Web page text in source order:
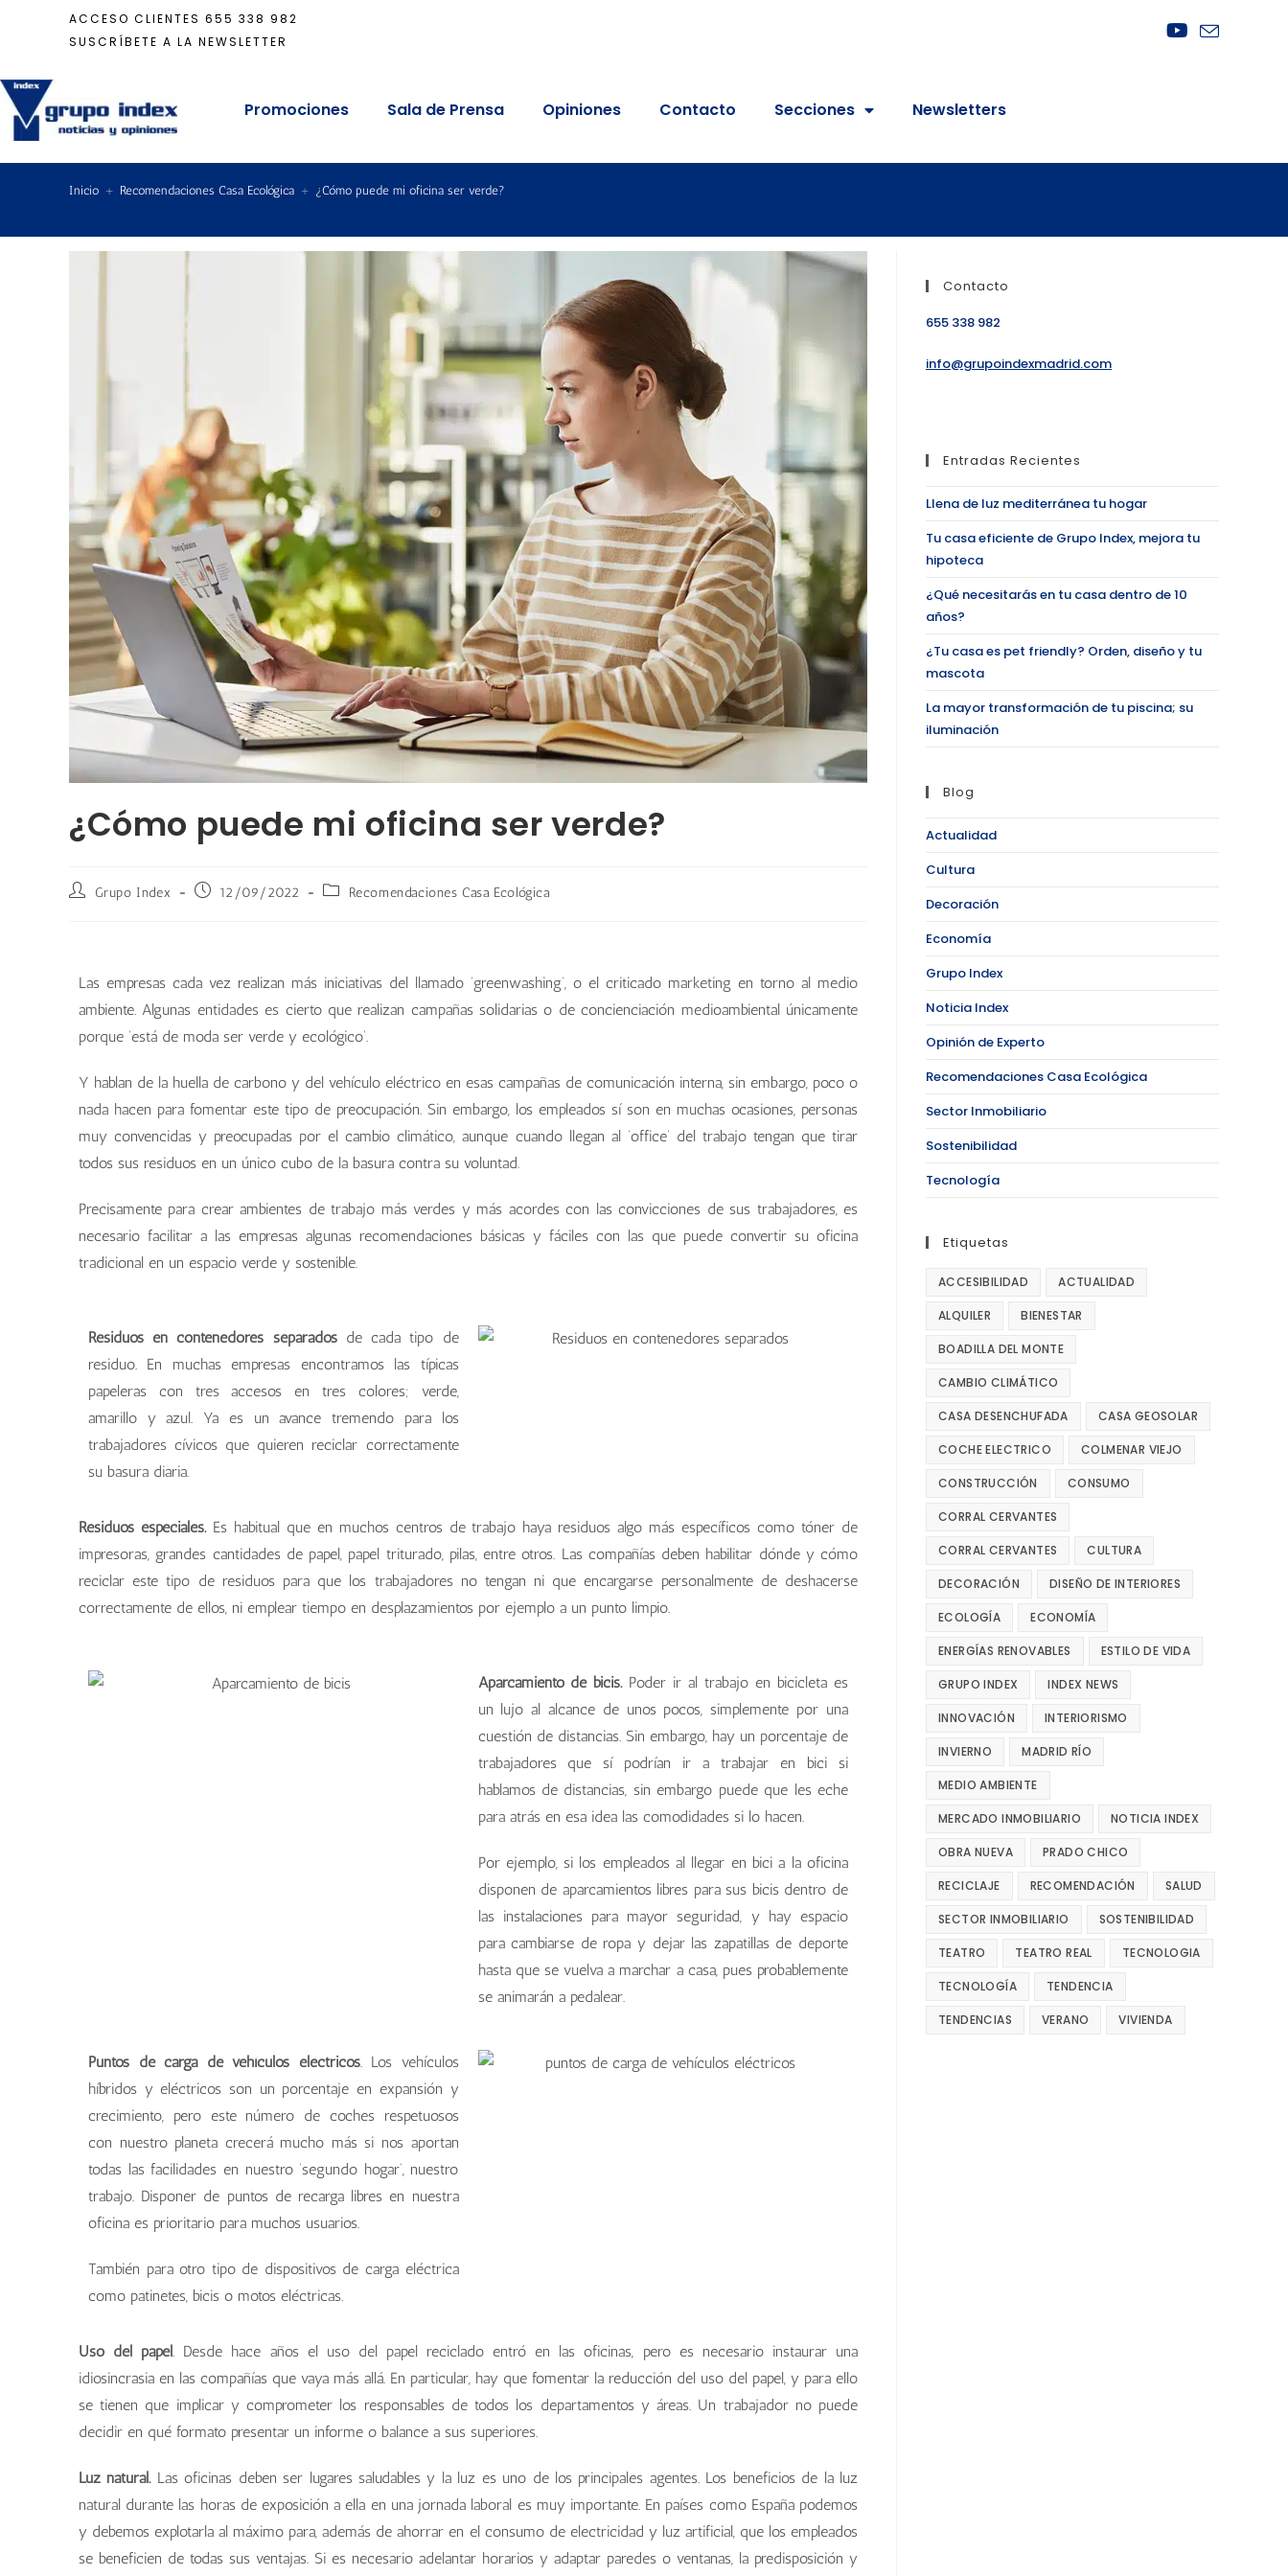
ACCESO CLIENTES 655 338 982
SUSCRÍBETE A LA NEWSLETTER
Promociones Sala de Prensa Opiniones Contacto Secciones Newsletters
Inicio + Recomendaciones Casa Ecológica + ¿Cómo puede mi oficina ser verde?
¿Cómo puede mi oficina ser verde?
Grupo Index 12/09/2022 Recomendaciones Casa Ecológica
Las empresas cada vez realizan más iniciativas del llamado ‘greenwashing’, o el criticado marketing en torno al medio
ambiente. Algunas entidades es cierto que realizan campañas solidarias o de concienciación medioambiental únicamente
porque ‘está de moda ser verde y ecológico’.
Y hablan de la huella de carbono y del vehículo eléctrico en esas campañas de comunicación interna, sin embargo, poco o
nada hacen para fomentar este tipo de preocupación. Sin embargo, los empleados sí son en muchas ocasiones, personas
muy convencidas y preocupadas por el cambio climático, aunque cuando llegan al ‘office’ del trabajo tengan que tirar
todos sus residuos en un único cubo de la basura contra su voluntad.
Precisamente para crear ambientes de trabajo más verdes y más acordes con las convicciones de sus trabajadores, es
necesario facilitar a las empresas algunas recomendaciones básicas y fáciles con las que puede convertir su oficina
tradicional en un espacio verde y sostenible.
Residuos en contenedores separadosde cada tipo de
residuo. En muchas empresas encontramos las típicas
papeleras con tres accesos en tres colores; verde,
amarillo y azul. Ya es un avance tremendo para los
trabajadores cívicos que quieren reciclar correctamente
su basura diaria.
Residuos especiales.Es habitual que en muchos centros de trabajo haya residuos algo más específicos como tóner de
impresoras, grandes cantidades de papel, papel triturado, pilas, entre otros. Las compañías deben habilitar dónde y cómo
reciclar este tipo de residuos para que los trabajadores no tengan ni que encargarse personalmente de deshacerse
correctamente de ellos, ni emplear tiempo en desplazamientos por ejemplo a un punto limpio.
Aparcamiento de bicis.Poder ir al trabajo en bicicleta es
un lujo al alcance de unos pocos, simplemente por una
cuestión de distancias. Sin embargo, hay un porcentaje de
trabajadores que sí podrían ir a trabajar en bici si
hablamos de distancias, sin embargo puede que les eche
para atrás en esa idea las comodidades si lo hacen.
Por ejemplo, si los empleados al llegar en bici a la oficina
disponen de aparcamientos libres para sus bicis dentro de
las instalaciones para mayor seguridad, y hay espacio
para cambiarse de ropa y dejar las zapatillas de deporte
hasta que se vuelva a marchar a casa, pues probablemente
se animarán a pedalear.
Puntos de carga de vehículos eléctricos. Los vehículos
híbridos y eléctricos son un porcentaje en expansión y
crecimiento, pero este número de coches respetuosos
con nuestro planeta crecerá mucho más si nos aportan
todas las facilidades en nuestro ‘segundo hogar’, nuestro
trabajo. Disponer de puntos de recarga libres en nuestra
oficina es prioritario para muchos usuarios.
También para otro tipo de dispositivos de carga eléctrica
como patinetes, bicis o motos eléctricas.
Uso del papel. Desde hace años el uso del papel reciclado entró en las oficinas, pero es necesario instaurar una
idiosincrasia en las compañías que vaya más allá. En particular, hay que fomentar la reducción del uso del papel, y para ello
se tienen que implicar y comprometer los responsables de todos los departamentos y áreas. Un trabajador no puede
decidir en qué formato presentar un informe o balance a sus superiores.
Luz natural.Las oficinas deben ser lugares saludables y la luz es uno de los principales agentes. Los beneficios de la luz
natural durante las horas de exposición a ella en una jornada laboral es muy importante. En países como España podemos
y debemos explotarla al máximo para, además de ahorrar en el consumo de electricidad y luz artificial, que los empleados
se beneficien de todas sus ventajas. Si es necesario adelantar horarios y adaptar paredes o ventanas, la predisposición y
Contacto
655 338 982
info@grupoindexmadrid.com
Entradas Recientes
Llena de luz mediterránea tu hogar
Tu casa eficiente de Grupo Index, mejora tu
hipoteca
¿Qué necesitarás en tu casa dentro de 10
años?
¿Tu casa es pet friendly? Orden, diseño y tu
mascota
La mayor transformación de tu piscina; su
iluminación
Blog
Actualidad
Cultura
Decoración
Economía
Grupo Index
Noticia Index
Opinión de Experto
Recomendaciones Casa Ecológica
Sector Inmobiliario
Sostenibilidad
Tecnología
Etiquetas
ACCESIBILIDAD ACTUALIDAD
ALQUILER BIENESTAR
BOADILLA DEL MONTE
CAMBIO CLIMÁTICO
CASA DESENCHUFADA CASA GEOSOLAR
COCHE ELECTRICO COLMENAR VIEJO
CONSTRUCCIÓN CONSUMO
CORRAL CERVANTES
CORRAL CERVANTES CULTURA
DECORACIÓN DISEÑO DE INTERIORES
ECOLOGÍA ECONOMÍA
ENERGÍAS RENOVABLES ESTILO DE VIDA
GRUPO INDEX INDEX NEWS
INNOVACIÓN INTERIORISMO
INVIERNO MADRID RÍO
MEDIO AMBIENTE
MERCADO INMOBILIARIO NOTICIA INDEX
OBRA NUEVA PRADO CHICO
RECICLAJE RECOMENDACIÓN SALUD
SECTOR INMOBILIARIO SOSTENIBILIDAD
TEATRO TEATRO REAL TECNOLOGIA
TECNOLOGÍA TENDENCIA
TENDENCIAS VERANO VIVIENDA